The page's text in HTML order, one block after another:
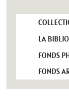
LA
FONDS
FONDS